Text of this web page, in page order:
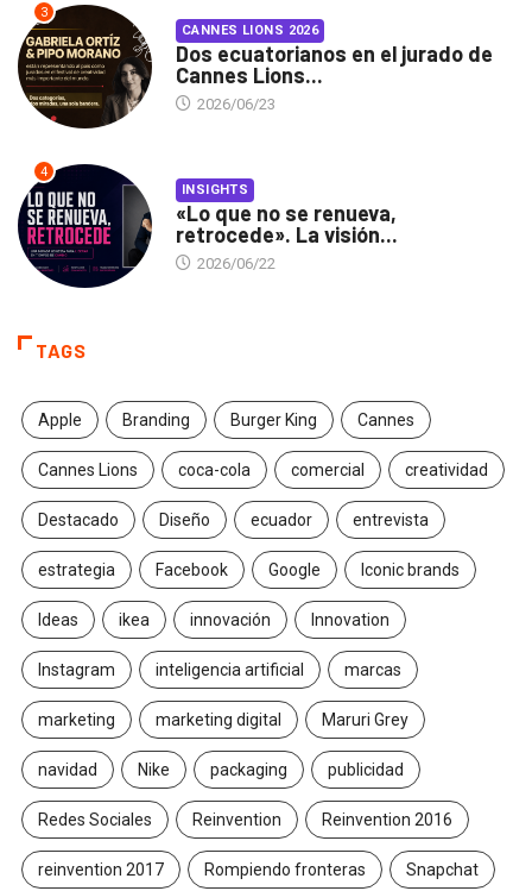
3
CANNES LIONS 2026
Dos ecuatorianos en el jurado de
Cannes Lions...
2026/06/23
4
INSIGHTS
«Lo que no se renueva,
retrocede». La visión...
2026/06/22
TAGS
Apple Branding Burger King Cannes
Cannes Lions coca-cola comercial creatividad
Destacado Diseño ecuador entrevista
estrategia Facebook Google Iconic brands
Ideas ikea innovación Innovation
Instagram inteligencia artificial marcas
marketing marketing digital Maruri Grey
navidad Nike packaging publicidad
Redes Sociales Reinvention Reinvention 2016
reinvention 2017 Rompiendo fronteras Snapchat